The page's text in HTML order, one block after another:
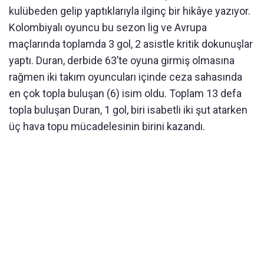
kulübeden gelip yaptıklarıyla ilginç bir hikâye yazıyor.
Kolombiyalı oyuncu bu sezon lig ve Avrupa
maçlarında toplamda 3 gol, 2 asistle kritik dokunuşlar
yaptı. Duran, derbide 63’te oyuna girmiş olmasına
rağmen iki takım oyuncuları içinde ceza sahasında
en çok topla buluşan (6) isim oldu. Toplam 13 defa
topla buluşan Duran, 1 gol, biri isabetli iki şut atarken
üç hava topu mücadelesinin birini kazandı.